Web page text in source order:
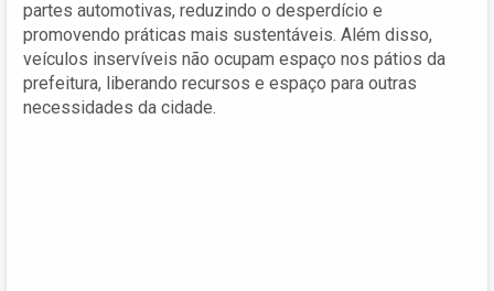
partes automotivas, reduzindo o desperdício e
promovendo práticas mais sustentáveis. Além disso,
veículos inservíveis não ocupam espaço nos pátios da
prefeitura, liberando recursos e espaço para outras
necessidades da cidade.